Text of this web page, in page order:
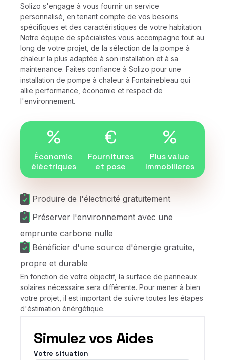
Solizo s'engage à vous fournir un service
personnalisé, en tenant compte de vos besoins
spécifiques et des caractéristiques de votre habitation.
Notre équipe de spécialistes vous accompagne tout au
long de votre projet, de la sélection de la pompe à
chaleur la plus adaptée à son installation et à sa
maintenance. Faites confiance à Solizo pour une
installation de pompe à chaleur à Fontainebleau qui
allie performance, économie et respect de
l'environnement.
%
Économie
éléctriques
€
Fournitures
et pose
%
Plus value
Immobilieres
Produire de l'électricité gratuitement
Préserver l'environnement avec une
emprunte carbone nulle
Bénéficier d'une source d'énergie gratuite,
propre et durable
En fonction de votre objectif, la surface de panneaux
solaires nécessaire sera différente. Pour mener à bien
votre projet, il est important de suivre toutes les étapes
d'éstimation énérgétique.
Simulez vos Aides
Votre situation